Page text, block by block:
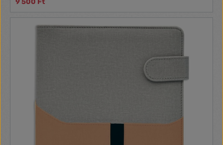
NKL311 betétlapcsomag Lapméretek: "S": 78x129 mm
(pocket, 3) "M": 95x171 mm (personal, 2) "L": 146x210 mm